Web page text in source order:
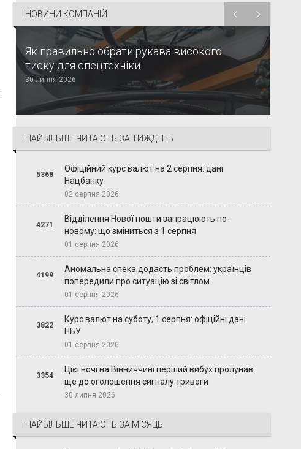
НОВИНИ КОМПАНІЙ
Як правильно обрати рукава високого
тиску для спецтехніки
30 липня 2026
НАЙБІЛЬШЕ ЧИТАЮТЬ ЗА ТИЖДЕНЬ
5368
Офіційний курс валют на 2 серпня: дані
Нацбанку
02 серпня 2026
4271
Відділення Нової пошти запрацюють по-
новому: що зміниться з 1 серпня
01 серпня 2026
4199
Аномальна спека додасть проблем: українців
попередили про ситуацію зі світлом
01 серпня 2026
3822
Курс валют на суботу, 1 серпня: офіційні дані
НБУ
01 серпня 2026
3354
Цієї ночі на Вінниччині перший вибух пролунав
ще до оголошення сигналу тривоги
30 липня 2026
НАЙБІЛЬШЕ ЧИТАЮТЬ ЗА МІСЯЦЬ